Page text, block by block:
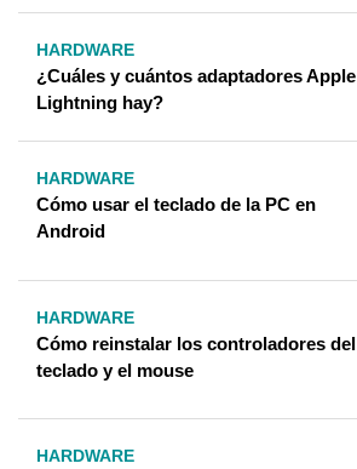
HARDWARE
¿Cuáles y cuántos adaptadores Apple
Lightning hay?
HARDWARE
Cómo usar el teclado de la PC en
Android
HARDWARE
Cómo reinstalar los controladores del
teclado y el mouse
HARDWARE